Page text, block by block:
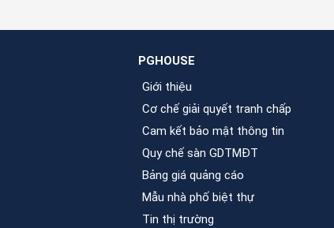
PGHOUSE
Giới thiệu
Cơ chế giải quyết tranh chấp
Cam kết bảo mật thông tin
Quy chế sàn GDTMĐT
Bảng giá quảng cáo
Mẫu nhà phố biệt thự
Tin thị trường